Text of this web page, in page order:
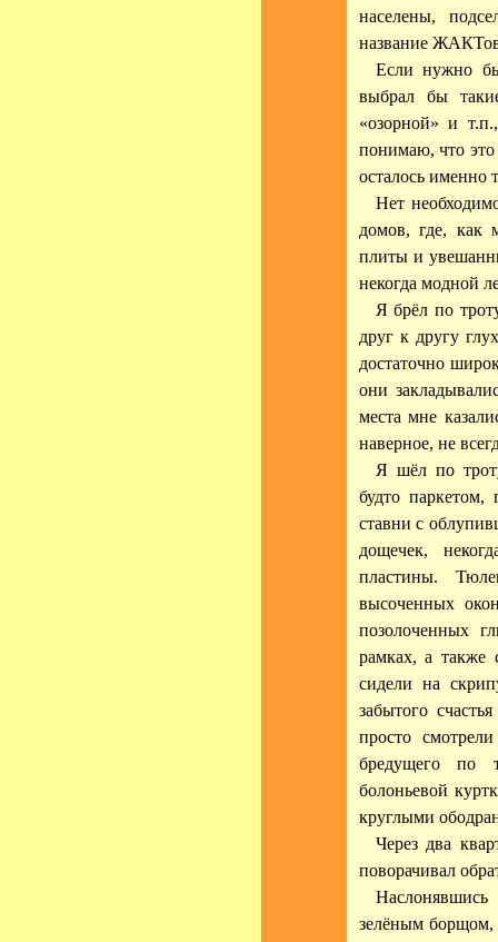
населены,
название
Если нужно
выбрал бы
«озорной» и
понимаю, что
осталось именно
Нет
домов, где, как
плиты и
некогда модной
Я брёл по
друг к другу
достаточно
они
места мне
наверное, не
Я шёл по
будто
ставни с
дощечек,
пластины.
высоченных
позолоченных
рамках, а также
сидели на
забытого
просто
бредущего по
болоньевой
круглыми
Через два
поворачивал
зелёным борщом,